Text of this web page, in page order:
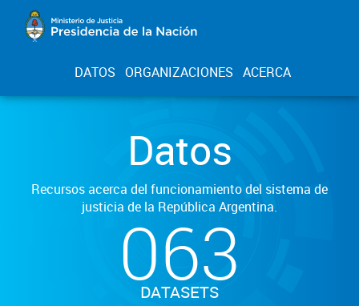
DATOS ORGANIZACIONES ACERCA
Datos
Recursos acerca del funcionamiento del sistema de
justicia de la República Argentina.
063
DATASETS